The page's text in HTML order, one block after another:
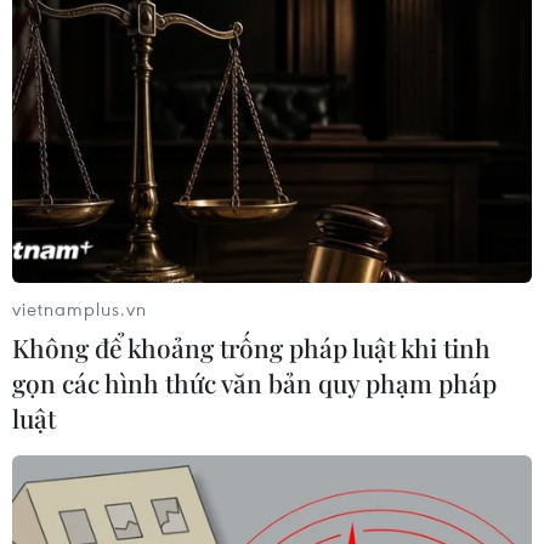
TIN LIÊN QUAN
Syria: Quân đội Thổ Nhĩ Kỳ mở rộng chiến
dịch quân sự tại Afrin
vietnamplus.vn
Không để khoảng trống pháp luật khi tinh
gọn các hình thức văn bản quy phạm pháp
luật